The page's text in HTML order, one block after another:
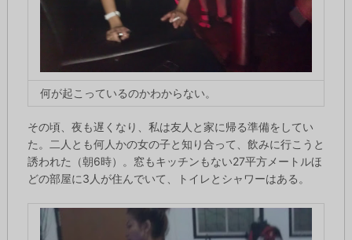
何が起こっているのかわからない。
その頃、夜も遅くなり、私は友人と家に帰る準備をしてい
た。二人とも何人かの女の子と知り合って、飲みに行こうと
誘われた（朝6時）。窓もキッチンもない27平方メートルほ
どの部屋に3人が住んでいて、トイレとシャワーはある。